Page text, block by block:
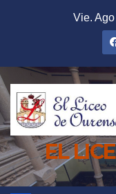
Vie.
EL